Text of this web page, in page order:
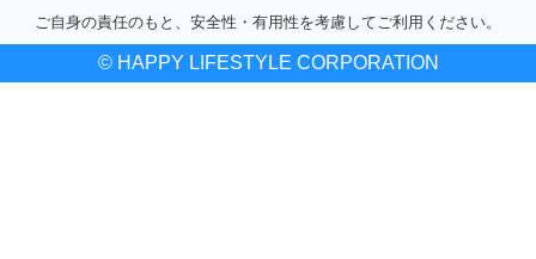
ご自身の責任のもと、安全性・有用性を考慮してご利用ください。
© HAPPY LIFESTYLE CORPORATION